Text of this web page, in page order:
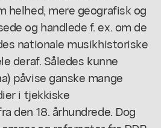
helhed, mere geografisk og
og handlede f. ex. om de
nationale musikhistoriske
deraf. Således kunne
påvise ganske mange
i tjekkiske
den 18. århundrede. Dog